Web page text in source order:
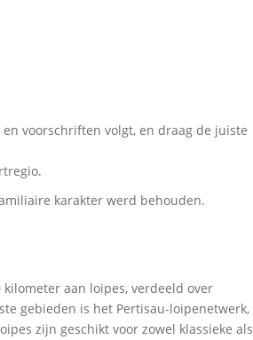
voorschriften volgt, en draag de juiste
karakter werd behouden.
aan loipes, verdeeld over
gebieden is het Pertisau-loipenetwerk,
zijn geschikt voor zowel klassieke als